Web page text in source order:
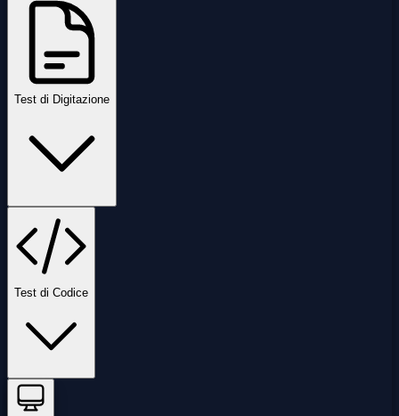
Test di Digitazione
Test di Codice